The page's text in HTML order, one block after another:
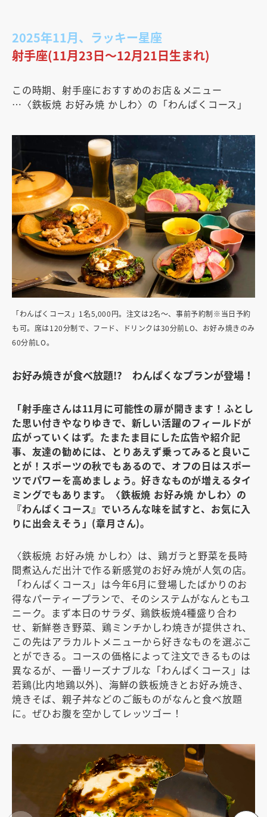
2025年11月、ラッキー星座
射手座(11月23日〜12月21日生まれ)
この時期、射手座におすすめのお店＆メニュー
…〈鉄板焼 お好み焼 かしわ〉の「わんぱくコース」
「わんぱくコース」1名5,000円。注文は2名～、事前予約制※当日予約
も可。席は120分制で、フード、ドリンクは30分前LO、お好み焼きのみ
60分前LO。
お好み焼きが食べ放題!? わんぱくなプランが登場！
「射手座さんは11月に可能性の扉が開きます！ふとし
た思い付きやなりゆきで、新しい活躍のフィールドが
広がっていくはず。たまたま目にした広告や紹介記
事、友達の勧めには、とりあえず乗ってみると良いこ
とが！スポーツの秋でもあるので、オフの日はスポー
ツでパワーを高めましょう。好きなものが増えるタイ
ミングでもあります。〈鉄板焼 お好み焼 かしわ〉の
『わんぱくコース』でいろんな味を試すと、お気に入
りに出会えそう」(章月さん)。
〈鉄板焼 お好み焼 かしわ〉は、鶏ガラと野菜を長時
間煮込んだ出汁で作る新感覚のお好み焼が人気の店。
「わんぱくコース」は今年6月に登場したばかりのお
得なパーティープランで、そのシステムがなんともユ
ニーク。まず本日のサラダ、鶏鉄板焼4種盛り合わ
せ、新鮮巻き野菜、鶏ミンチかしわ焼きが提供され、
この先はアラカルトメニューから好きなものを選ぶこ
とができる。コースの価格によって注文できるものは
異なるが、一番リーズナブルな「わんぱくコース」は
若鶏(比内地鶏以外)、海鮮の鉄板焼きとお好み焼き、
焼きそば、親子丼などのご飯ものがなんと食べ放題
に。ぜひお腹を空かしてレッツゴー！